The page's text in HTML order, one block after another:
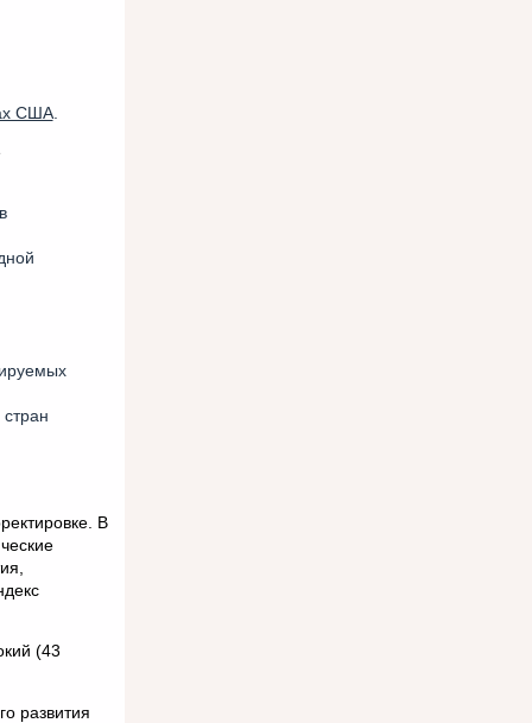
США.
В
(43
развития